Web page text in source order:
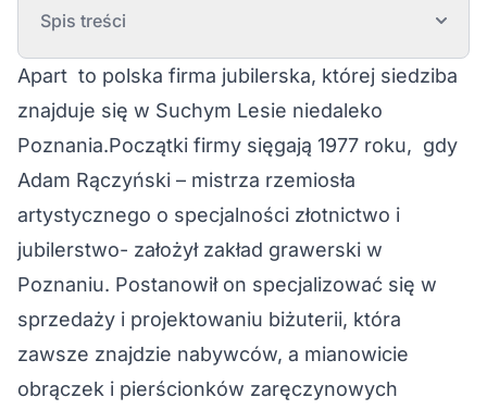
Spis treści
Apart to polska firma jubilerska, której siedziba
znajduje się w Suchym Lesie niedaleko
Poznania.Początki firmy sięgają 1977 roku, gdy
Adam Rączyński – mistrza rzemiosła
artystycznego o specjalności złotnictwo i
jubilerstwo- założył zakład grawerski w
Poznaniu. Postanowił on specjalizować się w
sprzedaży i projektowaniu biżuterii, która
zawsze znajdzie nabywców, a mianowicie
obrączek i pierścionków zaręczynowych